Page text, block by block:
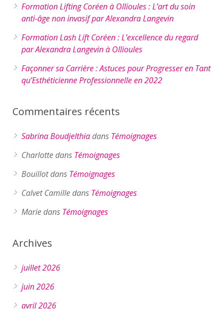
Formation Lifting Coréen à Ollioules : L’art du soin
anti-âge non invasif par Alexandra Langevin
Formation Lash Lift Coréen : L’excellence du regard
par Alexandra Langevin à Ollioules
Façonner sa Carrière : Astuces pour Progresser en Tant
qu’Esthéticienne Professionnelle en 2022
Commentaires récents
Sabrina Boudjelthiadans Témoignages
Charlottedans Témoignages
Bouillotdans Témoignages
Calvet Camilledans Témoignages
Mariedans Témoignages
Archives
juillet 2026
juin 2026
avril 2026